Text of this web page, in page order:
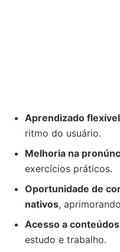
Aprendizado
ritmo do usuário.
Melhoria na
exercícios práticos.
Oportunidade de
nativos,
Acesso a
estudo e trabalho.